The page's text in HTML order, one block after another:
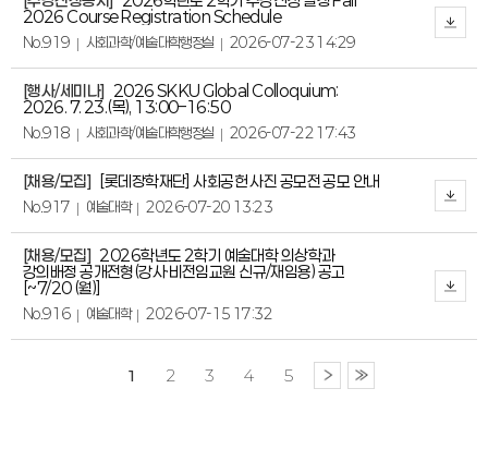
2026 Course Registration Schedule
No.919 사회과학/예술대학행정실 2026-07-23 14:29
[행사/세미나] 2026 SKKU Global Colloquium:
2026. 7. 23.(목), 13:00–16:50
No.918 사회과학/예술대학행정실 2026-07-22 17:43
[채용/모집] [롯데장학재단] 사회공헌 사진 공모전 공모 안내
No.917 예술대학 2026-07-20 13:23
[채용/모집] 2026학년도 2학기 예술대학 의상학과
강의배정 공개전형(강사·비전임교원 신규/재임용) 공고
[~7/20 (월)]
No.916 예술대학 2026-07-15 17:32
1 2 3 4 5